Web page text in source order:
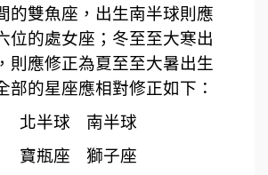
的雙魚座，出生南半球則應
位的處女座；冬至至大寒出
則應修正為夏至至大暑出生
部的星座應相對修正如下：
北半球
南半球
寶瓶座
獅子座